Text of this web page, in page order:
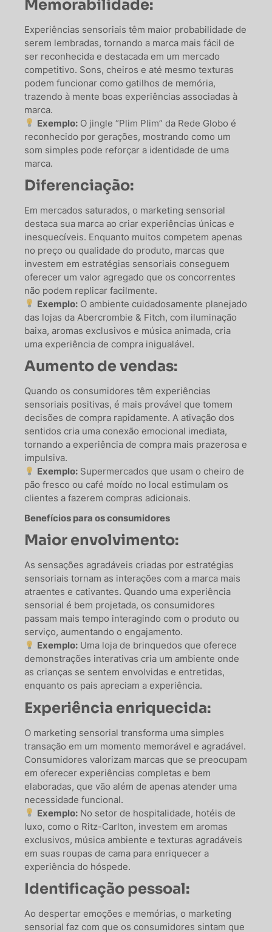
Memorabilidade:
Experiências sensoriais têm maior probabilidade de
serem lembradas, tornando a marca mais fácil de
ser reconhecida e destacada em um mercado
competitivo. Sons, cheiros e até mesmo texturas
podem funcionar como gatilhos de memória,
trazendo à mente boas experiências associadas à
marca.
Exemplo: O jingle “Plim Plim” da Rede Globo é
reconhecido por gerações, mostrando como um
som simples pode reforçar a identidade de uma
marca.
Diferenciação:
Em mercados saturados, o marketing sensorial
destaca sua marca ao criar experiências únicas e
inesquecíveis. Enquanto muitos competem apenas
no preço ou qualidade do produto, marcas que
investem em estratégias sensoriais conseguem
oferecer um valor agregado que os concorrentes
não podem replicar facilmente.
Exemplo: O ambiente cuidadosamente planejado
das lojas da Abercrombie & Fitch, com iluminação
baixa, aromas exclusivos e música animada, cria
uma experiência de compra inigualável.
Aumento de vendas:
Quando os consumidores têm experiências
sensoriais positivas, é mais provável que tomem
decisões de compra rapidamente. A ativação dos
sentidos cria uma conexão emocional imediata,
tornando a experiência de compra mais prazerosa e
impulsiva.
Exemplo: Supermercados que usam o cheiro de
pão fresco ou café moído no local estimulam os
clientes a fazerem compras adicionais.
Benefícios para os consumidores
Maior envolvimento:
As sensações agradáveis criadas por estratégias
sensoriais tornam as interações com a marca mais
atraentes e cativantes. Quando uma experiência
sensorial é bem projetada, os consumidores
passam mais tempo interagindo com o produto ou
serviço, aumentando o engajamento.
Exemplo: Uma loja de brinquedos que oferece
demonstrações interativas cria um ambiente onde
as crianças se sentem envolvidas e entretidas,
enquanto os pais apreciam a experiência.
Experiência enriquecida:
O marketing sensorial transforma uma simples
transação em um momento memorável e agradável.
Consumidores valorizam marcas que se preocupam
em oferecer experiências completas e bem
elaboradas, que vão além de apenas atender uma
necessidade funcional.
Exemplo: No setor de hospitalidade, hotéis de
luxo, como o Ritz-Carlton, investem em aromas
exclusivos, música ambiente e texturas agradáveis
em suas roupas de cama para enriquecer a
experiência do hóspede.
Identificação pessoal:
Ao despertar emoções e memórias, o marketing
sensorial faz com que os consumidores sintam que